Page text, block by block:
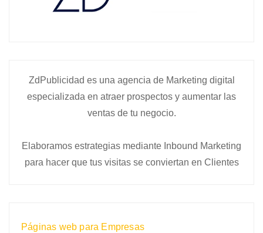
ZdPublicidad es una agencia de Marketing digital
especializada en atraer prospectos y aumentar las
ventas de tu negocio.
Elaboramos estrategias mediante Inbound Marketing
para hacer que tus visitas se conviertan en Clientes
Páginas web para Empresas